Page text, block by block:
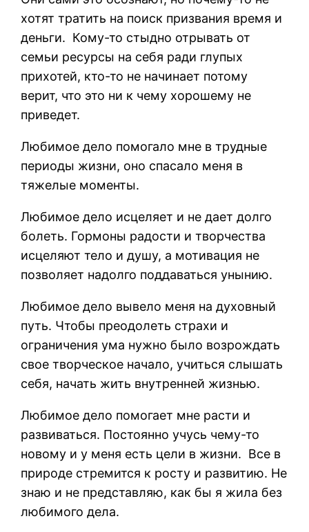
хотят тратить на поиск призвания время и
деньги. Кому-то стыдно отрывать от
семьи ресурсы на себя ради глупых
прихотей, кто-то не начинает потому
верит, что это ни к чему хорошему не
приведет.
Любимое дело помогало мне в трудные
периоды жизни, оно спасало меня в
тяжелые моменты.
Любимое дело исцеляет и не дает долго
болеть. Гормоны радости и творчества
исцеляют тело и душу, а мотивация не
позволяет надолго поддаваться унынию.
Любимое дело вывело меня на духовный
путь. Чтобы преодолеть страхи и
ограничения ума нужно было возрождать
свое творческое начало, учиться слышать
себя, начать жить внутренней жизнью.
Любимое дело помогает мне расти и
развиваться. Постоянно учусь чему-то
новому и у меня есть цели в жизни. Все в
природе стремится к росту и развитию. Не
знаю и не представляю, как бы я жила без
любимого дела.